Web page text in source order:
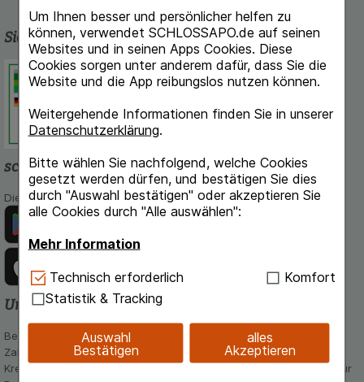
Um Ihnen besser und persönlicher helfen zu
können, verwendet SCHLOSSAPO.de auf seinen
Websites und in seinen Apps Cookies. Diese
Cookies sorgen unter anderem dafür, dass Sie die
Website und die App reibungslos nutzen können.
Weitergehende Informationen finden Sie in unserer
Datenschutzerklärung.
Bitte wählen Sie nachfolgend, welche Cookies
gesetzt werden dürfen, und bestätigen Sie dies
durch "Auswahl bestätigen" oder akzeptieren Sie
alle Cookies durch "Alle auswählen":
Mehr Information
Technisch Notwendig:Hierbei handelt es sich um
Cookies, die für die Grundfunktionen unserer
Website notwendig sind (z.B. Navigation,
Warenkorb, Kundenkonto), weshalb auf diese nicht
verzichtet werden kann.
Technisch erforderlich
Komfort
Statistik & Tracking
Auswahl
Bestätigen
alles
Akzeptieren
Sicherheit und Qualität
Schlossapo.de ist registriert beim
Deutschen Institut für Medizinische
schlossapo.de-App
Die App von schlossapo.de jetzt mit E-Rezept-Scanner
Unsere Zahlungsarten
Bequem und sicher - Wählen Sie aus unseren verschiedenen
Zahlungsmöglichkeiten:
Kreditkarte, PayPal,Vorkasse, iDeal, Bancontact und Rechnung (für